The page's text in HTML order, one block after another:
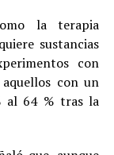
la terapia
sustancias
con
con un
al 64 % tras la